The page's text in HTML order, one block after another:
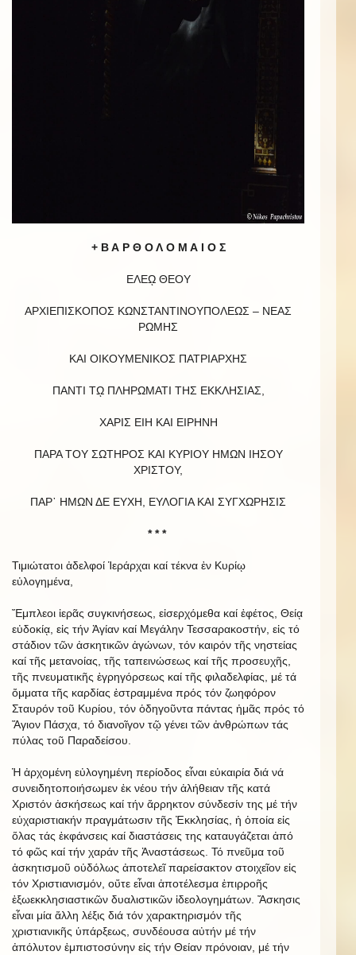
+ Β Α Ρ Θ Ο Λ Ο Μ Α Ι Ο Σ
ΕΛΕῼ ΘΕΟΥ
ΑΡΧΙΕΠΙΣΚΟΠΟΣ ΚΩΝΣΤΑΝΤΙΝΟΥΠΟΛΕΩΣ – ΝΕΑΣ
ΡΩΜΗΣ
ΚΑΙ ΟΙΚΟΥΜΕΝΙΚΟΣ ΠΑΤΡΙΑΡΧΗΣ
ΠΑΝΤΙ Τῼ ΠΛΗΡΩΜΑΤΙ ΤΗΣ ΕΚΚΛΗΣΙΑΣ,
ΧΑΡΙΣ ΕΙΗ ΚΑΙ ΕΙΡΗΝΗ
ΠΑΡΑ ΤΟΥ ΣΩΤΗΡΟΣ ΚΑΙ ΚΥΡΙΟΥ ΗΜΩΝ ΙΗΣΟΥ
ΧΡΙΣΤΟΥ,
ΠΑΡ᾿ HΜΩΝ ΔΕ ΕΥΧΗ, ΕΥΛΟΓΙΑ ΚΑΙ ΣΥΓΧΩΡΗΣΙΣ
* * *
Τιμιώτατοι ἀδελφοί Ἱεράρχαι καί τέκνα ἐν Κυρίῳ
εὐλογημένα,
Ἔμπλεοι ἱερᾶς συγκινήσεως, εἰσερχόμεθα καί ἐφέτος, Θείᾳ
εὐδοκίᾳ, εἰς τήν Ἁγίαν καί Μεγάλην Τεσσαρακοστήν, εἰς τό
στάδιον τῶν ἀσκητικῶν ἀγώνων, τόν καιρόν τῆς νηστείας
καί τῆς μετανοίας, τῆς ταπεινώσεως καί τῆς προσευχῆς,
τῆς πνευματικῆς ἐγρηγόρσεως καί τῆς φιλαδελφίας, μέ τά
ὄμματα τῆς καρδίας ἐστραμμένα πρός τόν ζωηφόρον
Σταυρόν τοῦ Κυρίου, τόν ὁδηγοῦντα πάντας ἡμᾶς πρός τό
Ἅγιον Πάσχα, τό διανοῖγον τῷ γένει τῶν ἀνθρώπων τάς
πύλας τοῦ Παραδείσου.
Ἡ ἀρχομένη εὐλογημένη περίοδος εἶναι εὐκαιρία διά νά
συνειδητοποιήσωμεν ἐκ νέου τήν ἀλήθειαν τῆς κατά
Χριστόν ἀσκήσεως καί τήν ἄρρηκτον σύνδεσίν της μέ τήν
εὐχαριστιακήν πραγμάτωσιν τῆς Ἐκκλησίας, ἡ ὁποία εἰς
ὅλας τάς ἐκφάνσεις καί διαστάσεις της καταυγάζεται ἀπό
τό φῶς καί τήν χαράν τῆς Ἀναστάσεως. Τό πνεῦμα τοῦ
ἀσκητισμοῦ οὐδόλως ἀποτελεῖ παρείσακτον στοιχεῖον εἰς
τόν Χριστιανισμόν, οὔτε εἶναι ἀποτέλεσμα ἐπιρροῆς
ἐξωεκκλησιαστικῶν δυαλιστικῶν ἰδεολογημάτων. Ἄσκησις
εἶναι μία ἄλλη λέξις διά τόν χαρακτηρισμόν τῆς
χριστιανικῆς ὑπάρξεως, συνδέουσα αὐτήν μέ τήν
ἀπόλυτον ἐμπιστοσύνην εἰς τήν Θείαν πρόνοιαν, μέ τήν